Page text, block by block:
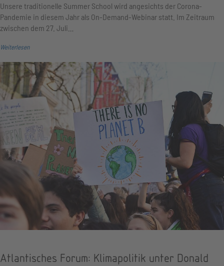
Unsere traditionelle Summer School wird angesichts der Corona-
Pandemie in diesem Jahr als On-Demand-Webinar statt. Im Zeitraum
zwischen dem 27. Juli…
Weiterlesen
Atlantisches Forum: Klimapolitik unter Donald